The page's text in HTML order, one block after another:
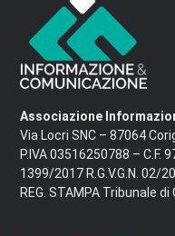
Associazione
Via Locri SNC – 87064
P.IVA 03516250788 – C.F.
1399/2017 R.G.V.G.N. 02/
REG. STAMPA Tribunale